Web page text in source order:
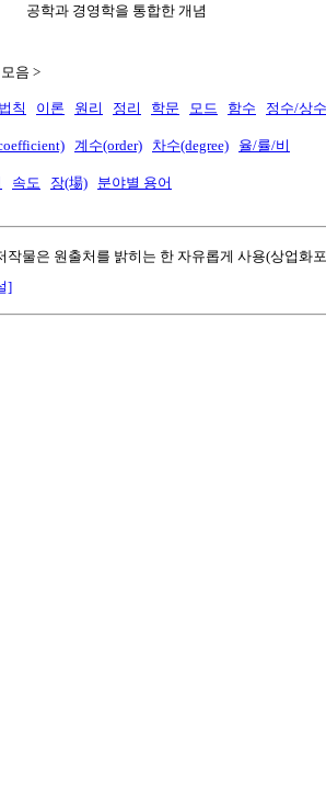
공학과 경영학을 통합한 개념
음 >
법칙 이론 원리 정리 학문 모드 함수 정수/상수
계수(order) 차수(degree) 율/률/비
속도 장(場) 분야별 용어
작물은 원출처를 밝히는 한 자유롭게 사용(상업화
]